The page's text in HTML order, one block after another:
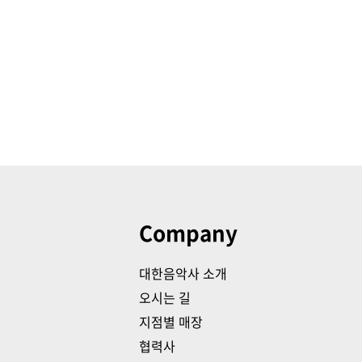
Company
대한음악사 소개
오시는 길
지점별 매장
협력사